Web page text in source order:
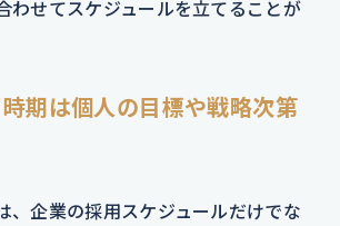
わせてスケジュールを立てることが
期は個人の目標や戦略次第
、企業の採用スケジュールだけでな